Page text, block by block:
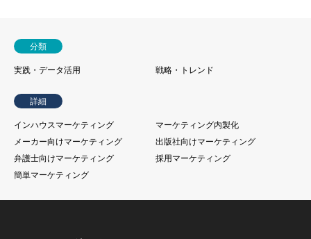
分類
実践・データ活用
戦略・トレンド
詳細
インハウスマーケティング
マーケティング内製化
メーカー向けマーケティング
出版社向けマーケティング
弁護士向けマーケティング
採用マーケティング
簡単マーケティング